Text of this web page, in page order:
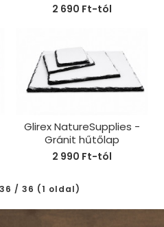
2 690 Ft-tól
Glirex NatureSupplies -
Gránit hűtőlap
2 990 Ft-tól
/ 36 (1 oldal)